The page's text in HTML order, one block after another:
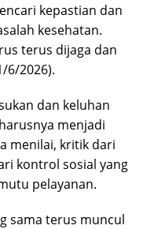
kepastian dan
kesehatan.
terus dijaga dan
6/2026).
dan keluhan
menjadi
menilai, kritik dari
kontrol sosial yang
pelayanan.
sama terus muncul